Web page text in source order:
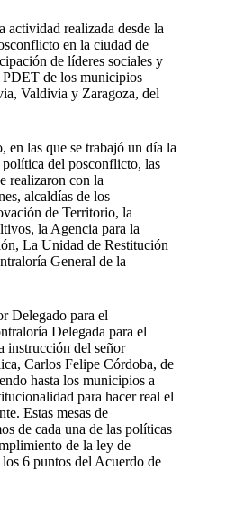
actividad realizada desde la
en la ciudad de
de líderes sociales y
PDET de los municipios
Valdivia y Zaragoza, del
en las que se trabajó un día la
del posconflicto, las
realizaron con la
alcaldías de los
de Territorio, la
la Agencia para la
La Unidad de Restitución
General de la
Delegado para el
Delegada para el
instrucción del señor
Carlos Felipe Córdoba, de
hasta los municipios a
para hacer real el
Estas mesas de
de cada una de las políticas
de la ley de
6 puntos del Acuerdo de